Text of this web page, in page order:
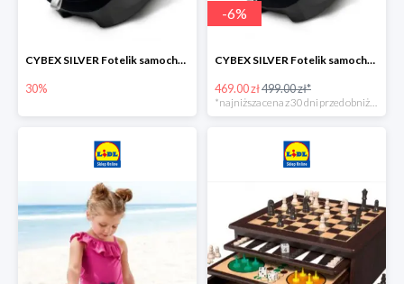
CYBEX SILVER Fotelik samochodowy -30%
30%
-6%
CYBEX SILVER Fotelik samochodowy + dostawa gratis!
469.00 zł499.00 zł*
*najniższa cena z 30 dni przed obniżką